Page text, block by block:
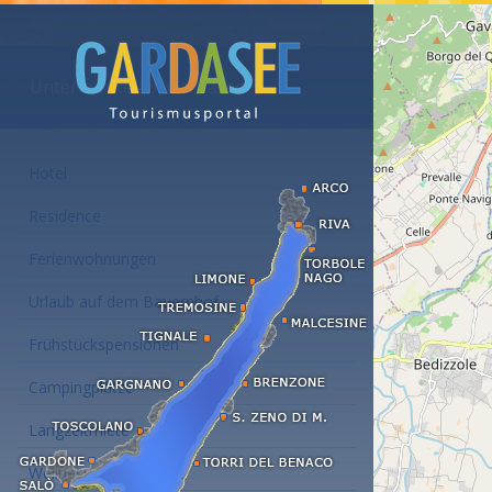
Unterkünfte am Gardasee
Ferienwohnungen
Urlaub auf dem Bauernhof
Frühstückspensionen
Campingplätze
Langzeitmiete
Wellness Hotel